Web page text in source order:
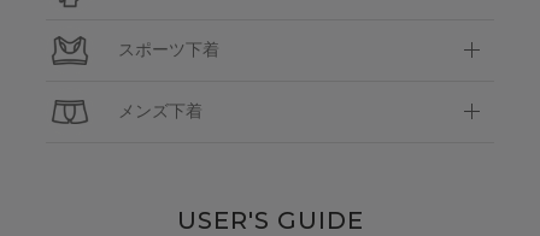
スポーツ下着
メンズ下着
USER'S GUIDE